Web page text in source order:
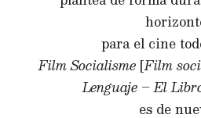
para el cine
Film Socialisme [Film
Lenguaje–El
es de